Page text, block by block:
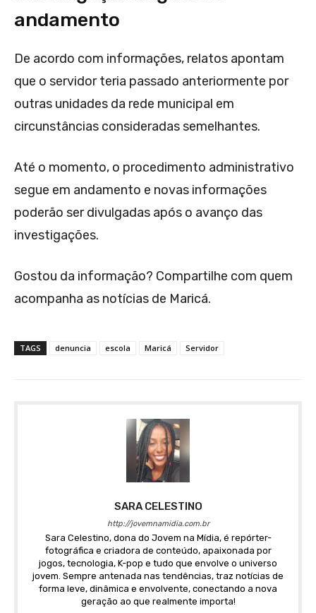
andamento
De acordo com informações, relatos apontam
que o servidor teria passado anteriormente por
outras unidades da rede municipal em
circunstâncias consideradas semelhantes.
Até o momento, o procedimento administrativo
segue em andamento e novas informações
poderão ser divulgadas após o avanço das
investigações.
Gostou da informação? Compartilhe com quem
acompanha as notícias de Maricá.
TAGS denuncia escola Maricá Servidor
SARA CELESTINO
http://jovemnamidia.com.br
Sara Celestino, dona do Jovem na Mídia, é repórter-
fotográfica e criadora de conteúdo, apaixonada por
jogos, tecnologia, K-pop e tudo que envolve o universo
jovem. Sempre antenada nas tendências, traz notícias de
forma leve, dinâmica e envolvente, conectando a nova
geração ao que realmente importa!